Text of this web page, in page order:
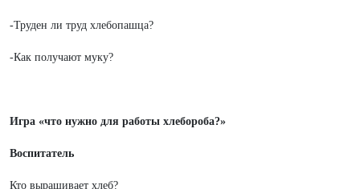
-Труден ли труд хлебопашца?
-Как получают муку?
Игра «что нужно для работы хлебороба?»
Воспитатель
Кто выращивает хлеб?